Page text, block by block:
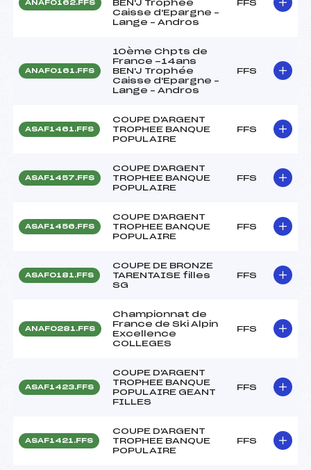
ANAF0162.FFS
BEN'J Trophée
Caisse d'Epargne –
Lange – Andros
FFS
ANAF0161.FFS
10ème Chpts de
France -14ans
BEN'J Trophée
Caisse d'Epargne –
Lange – Andros
FFS
ASAF1461.FFS
COUPE D'ARGENT
TROPHEE BANQUE
POPULAIRE
FFS
ASAF1457.FFS
COUPE D'ARGENT
TROPHEE BANQUE
POPULAIRE
FFS
ASAF1456.FFS
COUPE D'ARGENT
TROPHEE BANQUE
POPULAIRE
FFS
ASAF0181.FFS
COUPE DE BRONZE
TARENTAISE filles
SG
FFS
ANAF0281.FFS
Championnat de
France de Ski Alpin
Excellence
COLLEGES
FFS
ASAF1423.FFS
COUPE D'ARGENT
TROPHEE BANQUE
POPULAIRE GEANT
FILLES
FFS
ASAF1421.FFS
COUPE D'ARGENT
TROPHEE BANQUE
POPULAIRE
FFS